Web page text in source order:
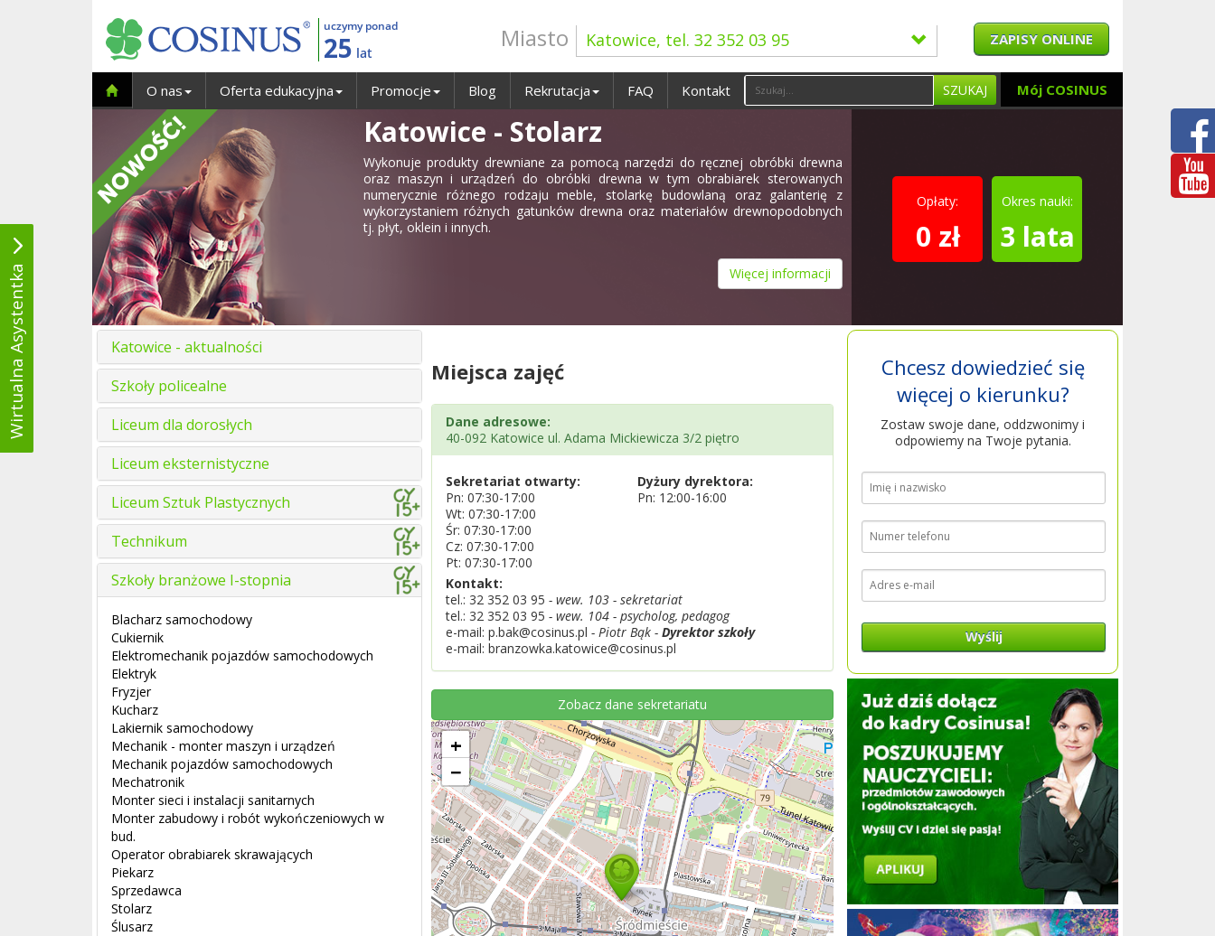
uczymy ponad
25 lat
Miasto Katowice, tel. 32 352 03 95 ZAPISY ONLINE
Mój COSINUS
O nas Oferta edukacyjna Promocje Blog Rekrutacja FAQ Kontakt SZUKAJ
Katowice - Stolarz
Wykonuje produkty drewniane za pomocą narzędzi do ręcznej obróbki drewna
oraz maszyn i urządzeń do obróbki drewna w tym obrabiarek sterowanych
numerycznie różnego rodzaju meble, stolarkę budowlaną oraz galanterię z
wykorzystaniem różnych gatunków drewna oraz materiałów drewnopodobnych
tj. płyt, oklein i innych.
Więcej informacji
Opłaty:
0 zł
Okres nauki:
3 lata
Katowice - aktualności
Szkoły policealne
Liceum dla dorosłych
Liceum eksternistyczne
Liceum Sztuk Plastycznych
Technikum
Szkoły branżowe I-stopnia
Blacharz samochodowy
Cukiernik
Elektromechanik pojazdów samochodowych
Elektryk
Fryzjer
Kucharz
Lakiernik samochodowy
Mechanik - monter maszyn i urządzeń
Mechanik pojazdów samochodowych
Mechatronik
Monter sieci i instalacji sanitarnych
Monter zabudowy i robót wykończeniowych w
bud.
Operator obrabiarek skrawających
Piekarz
Sprzedawca
Stolarz
Ślusarz
Miejsca zajęć
Dane adresowe:
40-092 Katowice ul. Adama Mickiewicza 3/2 piętro
Sekretariat otwarty:
Pn: 07:30-17:00
Wt: 07:30-17:00
Śr: 07:30-17:00
Cz: 07:30-17:00
Pt: 07:30-17:00
Dyżury dyrektora:
Pn: 12:00-16:00
Kontakt:
tel.: 32 352 03 95 - wew. 103 - sekretariat
tel.: 32 352 03 95 - wew. 104 - psycholog, pedagog
e-mail: p.bak@cosinus.pl - Piotr Bąk - Dyrektor szkoły
e-mail: branzowka.katowice@cosinus.pl
Zobacz dane sekretariatu
+
−
Chcesz dowiedzieć się
więcej o kierunku?
Zostaw swoje dane, oddzwonimy i
odpowiemy na Twoje pytania.
Wyślij
Wirtualna Asystentka